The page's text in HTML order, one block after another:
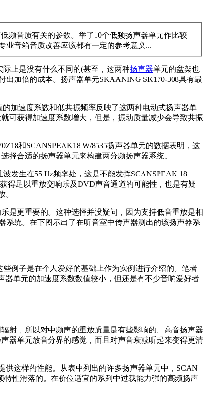
频音质有关的参数。举了10个低频扬声器单元作比较，
业音箱音质改善应该都有一定的参考意义...
上是没有什么不同的(甚至，这两种扬声器单元的盆架也
加倍的成本。扬声器单元SKAANING SK170-308具有最
加速度系数和低共振频率反映了这两种电动式扬声器单
可获得加速度系数增大，但是，振动质量减少会导致共振
和SCANSPEAK18 W/8535扬声器单元的数据表明，这
择合适的扬声器单元来构建两分频扬声器系统。
发生在55 Hz频率处，这是不能发挥SCANSPEAK 18
得足以重放交响乐及DVD声音通道的可能性，也是有疑
。
是更重要的。这种选择并没疑问，因为支持低音重放是相
系统。在下图示出了在听音室中传声器测出的该扬声器系
例子是在个人爱好的基础上作为实例进行介绍的。笔者
器单元的加速度系数数值较小，但还是有不少音响爱好者
射，所以对中频声的重放质量是有些影响的。高音扬声器
器单元放音分界的感觉，而且对声音衰减听起来变得更清
这样的性能。从表中列出的许多扬声器单元中，SCAN
特性滑落的。在价位适宜的系列中过载能力强的高频扬声